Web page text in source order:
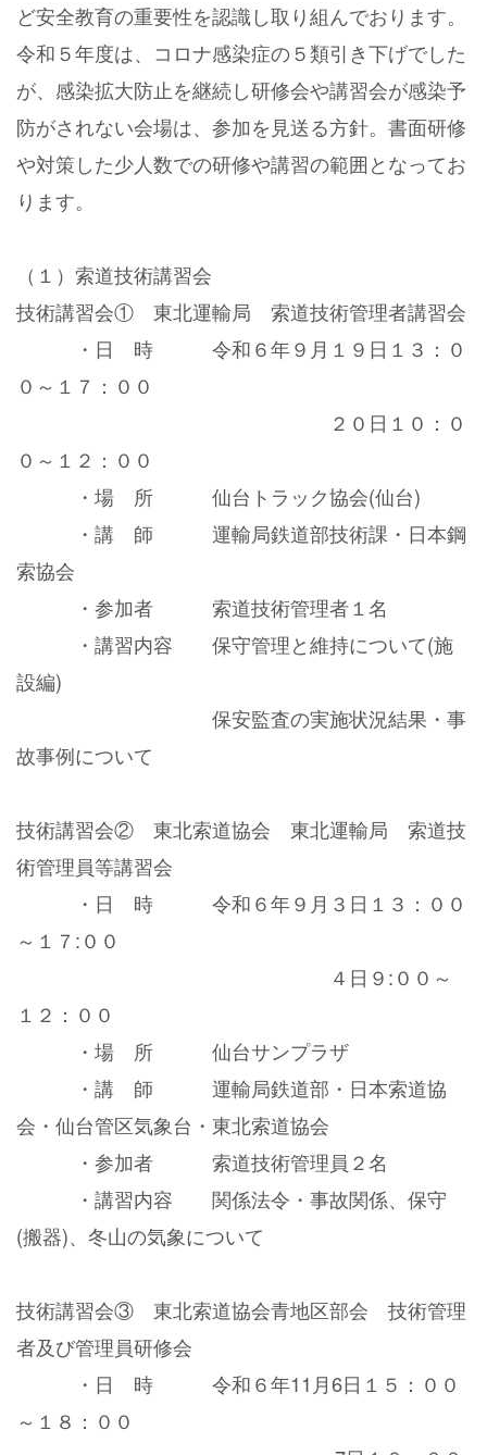
ど安全教育の重要性を認識し取り組んでおります。
令和５年度は、コロナ感染症の５類引き下げでした
が、感染拡大防止を継続し研修会や講習会が感染予
防がされない会場は、参加を見送る方針。書面研修
や対策した少人数での研修や講習の範囲となってお
ります。
（１）索道技術講習会
技術講習会① 東北運輸局 索道技術管理者講習会
・日 時 令和６年９月１９日１３：０
０～１７：００
２０日１０：０
０～１２：００
・場 所 仙台トラック協会(仙台)
・講 師 運輸局鉄道部技術課・日本鋼
索協会
・参加者 索道技術管理者１名
・講習内容 保守管理と維持について(施
設編)
保安監査の実施状況結果・事
故事例について
技術講習会② 東北索道協会 東北運輸局 索道技
術管理員等講習会
・日 時 令和６年９月３日１３：００
～１７:００
４日９:００～
１２：００
・場 所 仙台サンプラザ
・講 師 運輸局鉄道部・日本索道協
会・仙台管区気象台・東北索道協会
・参加者 索道技術管理員２名
・講習内容 関係法令・事故関係、保守
(搬器)、冬山の気象について
技術講習会③ 東北索道協会青地区部会 技術管理
者及び管理員研修会
・日 時 令和６年11月6日１５：００
～１８：００